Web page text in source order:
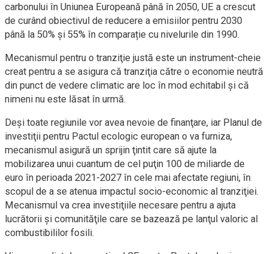
carbonului în Uniunea Europeană până în 2050, UE a crescut
de curând obiectivul de reducere a emisiilor pentru 2030
până la 50% și 55% în comparație cu nivelurile din 1990.
Mecanismul pentru o tranziţie justă este un instrument-cheie
creat pentru a se asigura că tranziţia către o economie neutră
din punct de vedere climatic are loc în mod echitabil şi că
nimeni nu este lăsat în urmă.
Deşi toate regiunile vor avea nevoie de finanţare, iar Planul de
investiţii pentru Pactul ecologic european o va furniza,
mecanismul asigură un sprijin ţintit care să ajute la
mobilizarea unui cuantum de cel puţin 100 de miliarde de
euro în perioada 2021-2027 în cele mai afectate regiuni, în
scopul de a se atenua impactul socio-economic al tranziţiei.
Mecanismul va crea investiţiile necesare pentru a ajuta
lucrătorii şi comunităţile care se bazează pe lanţul valoric al
combustibililor fosili.